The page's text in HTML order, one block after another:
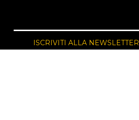
ISCRIVITI ALLA NEWSLETTER